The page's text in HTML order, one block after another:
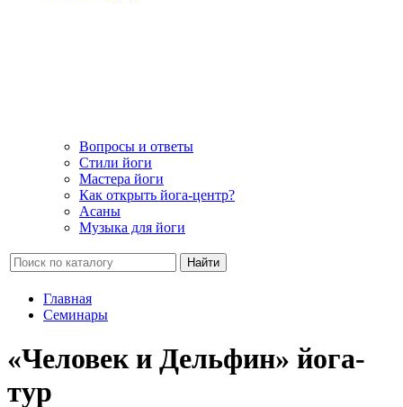
Вопросы и ответы
Стили йоги
Мастера йоги
Как открыть йога-центр?
Асаны
Музыка для йоги
Найти
Главная
Семинары
«Человек и Дельфин» йога-
тур